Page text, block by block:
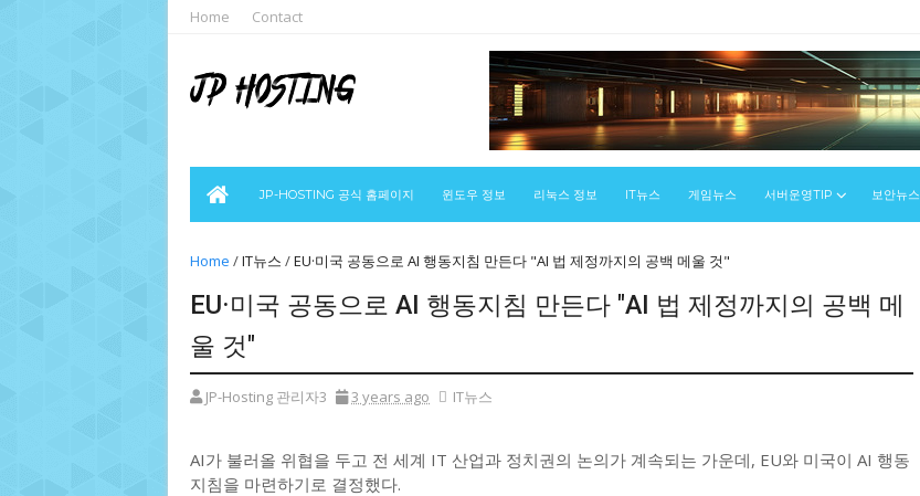
Home Contact
JP-HOSTING 공식 홈페이지 윈도우 정보 리눅스 정보 IT뉴스 게임뉴스 서버운영TIP 보안뉴스
Home /IT뉴스 /EU·미국 공동으로 AI 행동지침 만든다 "AI 법 제정까지의 공백 메울 것"
EU·미국 공동으로 AI 행동지침 만든다 "AI 법 제정까지의 공백 메
울 것"
JP-Hosting 관리자3 3 years ago IT뉴스
AI가 불러올 위협을 두고 전 세계 IT 산업과 정치권의 논의가 계속되는 가운데, EU와 미국이 AI 행동
지침을 마련하기로 결정했다.